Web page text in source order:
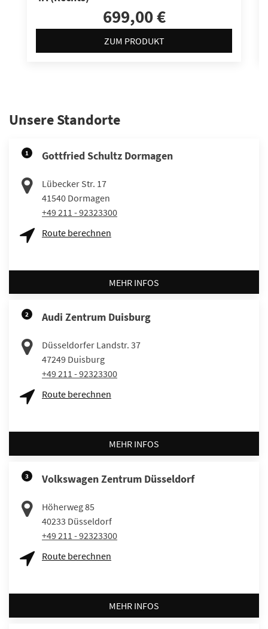
699,00 €
ZUM PRODUKT
Unsere Standorte
1 Gottfried Schultz Dormagen
Lübecker Str. 17
41540 Dormagen
+49 211 - 92323300
Route berechnen
MEHR INFOS
2 Audi Zentrum Duisburg
Düsseldorfer Landstr. 37
47249 Duisburg
+49 211 - 92323300
Route berechnen
MEHR INFOS
3 Volkswagen Zentrum Düsseldorf
Höherweg 85
40233 Düsseldorf
+49 211 - 92323300
Route berechnen
MEHR INFOS